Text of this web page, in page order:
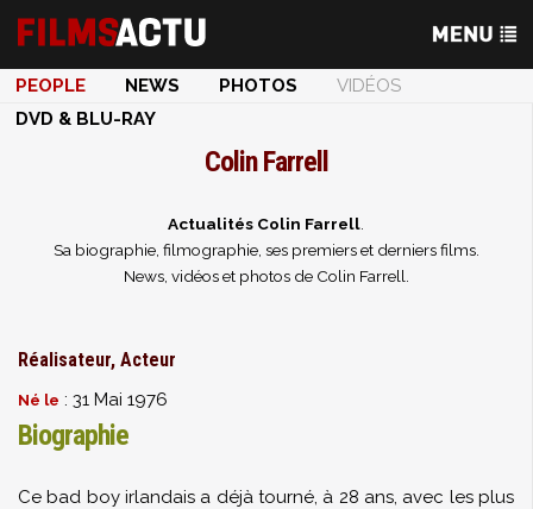
PEOPLE NEWS PHOTOS
VIDÉOS
DVD & BLU-RAY
Colin Farrell
Actualités Colin Farrell
Sa biographie, filmographie, ses premiers et derniers films.
News, vidéos et photos de Colin Farrell.
Réalisateur, Acteur
Né le : 31 Mai 1976
Biographie
Ce bad boy irlandais a déjà tourné, à 28 ans, avec les plus